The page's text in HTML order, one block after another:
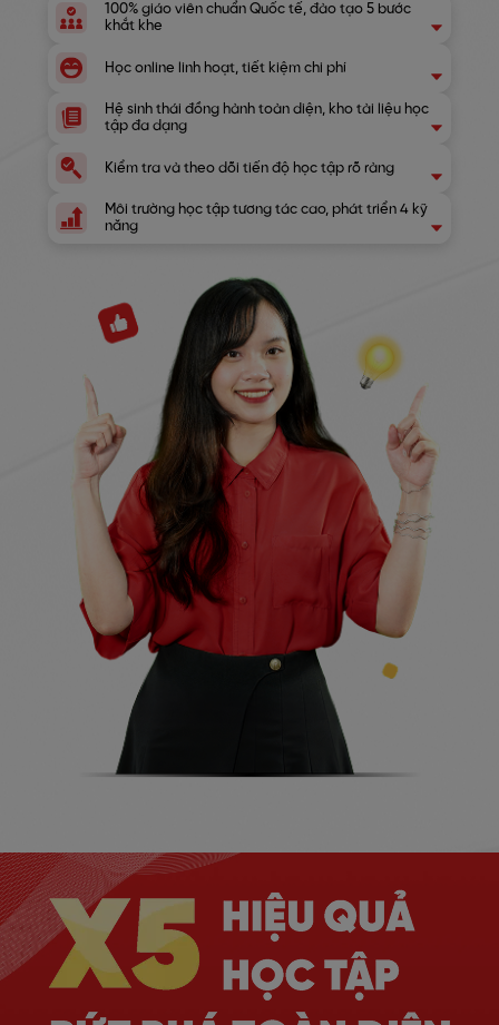
100% giáo viên chuẩn Quốc tế, đào tạo 5 bước
khắt khe
Môi trường học tập tương tác cao, phát triển 4 kỹ
năng
Kiểm tra và theo dõi tiến độ học tập rõ ràng
Hệ sinh thái đồng hành toàn diện, kho tài liệu học
tập đa dạng
Học online linh hoạt, tiết kiệm chi phí